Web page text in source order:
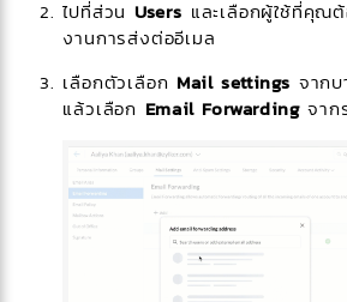
ไปที่ส่วนUsers และเลือกผู้ใช้ที่คุณ
งานการส่งต่ออีเมล
เลือกตัวเลือก Mail settings จาก
แล้วเลือก Email Forwardingจาก